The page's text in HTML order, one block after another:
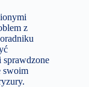
z
sprawdzone
swoim